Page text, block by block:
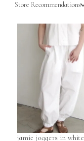
Store Recommendations
jamie joggers in white